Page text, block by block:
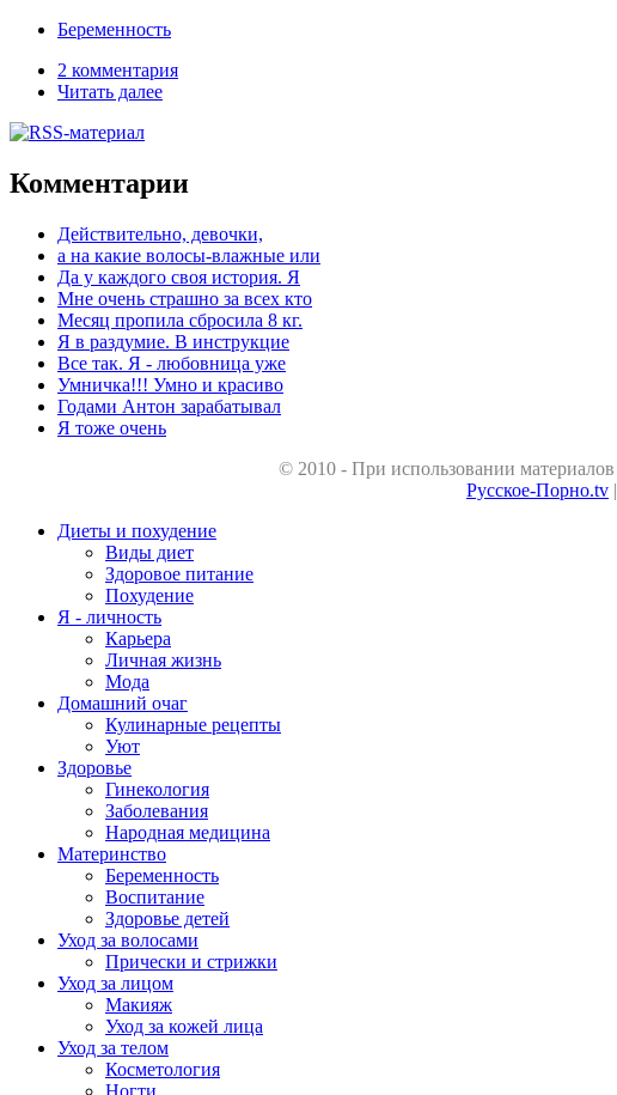
Беременность
2 комментария
Читать далее
Комментарии
Действительно, девочки,
а на какие волосы-влажные или
Да у каждого своя история. Я
Мне очень страшно за всех кто
Месяц пропила сбросила 8 кг.
Я в раздумие. В инструкцие
Все так. Я - любовница уже
Умничка!!! Умно и красиво
Годами Антон зарабатывал
Я тоже очень
© 2010 - При использовании
Русское-Порно.tv |
Диеты и похудение
Виды диет
Здоровое питание
Похудение
Я - личность
Карьера
Личная жизнь
Мода
Домашний очаг
Кулинарные рецепты
Уют
Здоровье
Гинекология
Заболевания
Народная медицина
Материнство
Беременность
Воспитание
Здоровье детей
Уход за волосами
Прически и стрижки
Уход за лицом
Макияж
Уход за кожей лица
Уход за телом
Косметология
Ногти